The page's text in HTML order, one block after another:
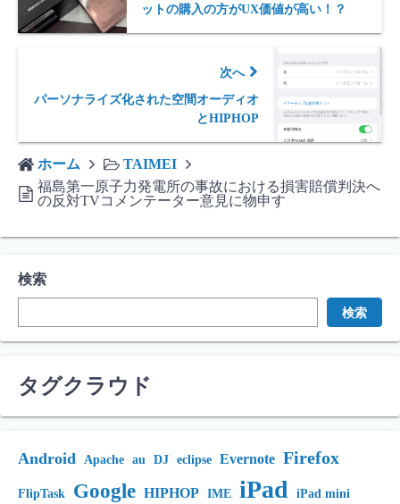
ットの購入の方がUX価値が高い！？
次へ
パーソナライズ化された空間オーディオ
とHIPHOP
ホーム
TAIMEI
福島第一原子力発電所の事故における損害賠償判決へ
の反対TVコメンテーター意見に物申す
検索
検索
タグクラウド
Android Apache au DJ eclipse Evernote Firefox
FlipTask Google HIPHOP IME iPad iPad mini